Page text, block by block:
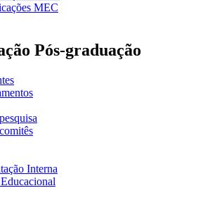
MEC
Pós-graduação
Interna